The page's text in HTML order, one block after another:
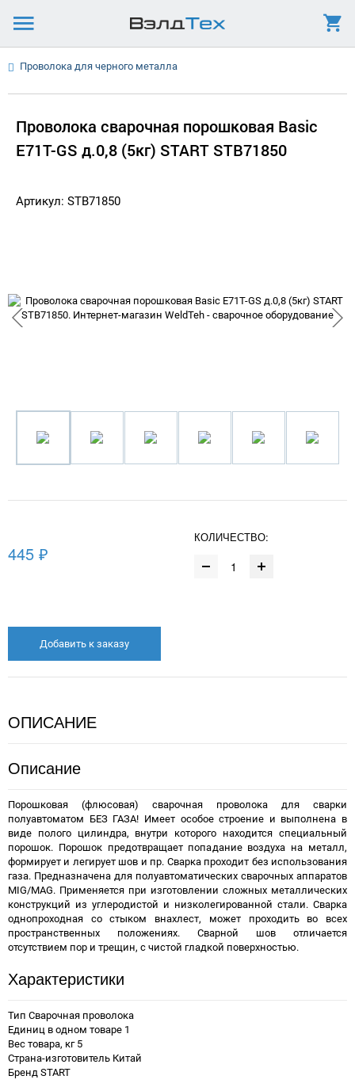
Проволока для черного металла
Проволока сварочная порошковая Basic
E71T-GS д.0,8 (5кг) START STB71850
Артикул: STB71850
445 ₽
КОЛИЧЕСТВО:
Добавить к заказу
ОПИСАНИЕ
Описание
Порошковая (флюсовая) сварочная проволока для сварки
полуавтоматом БЕЗ ГАЗА! Имеет особое строение и выполнена в
виде полого цилиндра, внутри которого находится специальный
порошок. Порошок предотвращает попадание воздуха на металл,
формирует и легирует шов и пр. Сварка проходит без использования
газа. Предназначена для полуавтоматических сварочных аппаратов
MIG/MAG. Применяется при изготовлении сложных металлических
конструкций из углеродистой и низколегированной стали. Сварка
однопроходная со стыком внахлест, может проходить во всех
пространственных положениях. Сварной шов отличается
отсутствием пор и трещин, с чистой гладкой поверхностью.
Характеристики
Тип Сварочная проволока
Единиц в одном товаре 1
Вес товара, кг 5
Страна-изготовитель Китай
Бренд START